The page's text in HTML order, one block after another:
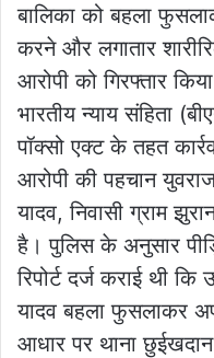
बालिका को बहला
करने और लगातार
आरोपी को गिरफ्तार
भारतीय न्याय संहिता
पॉक्सो एक्ट के तहत
आरोपी की पहचान
यादव, निवासी ग्राम
है। पुलिस के अनुसार
रिपोर्ट दर्ज कराई थी
यादव बहला फुसलाकर
आधार पर थाना